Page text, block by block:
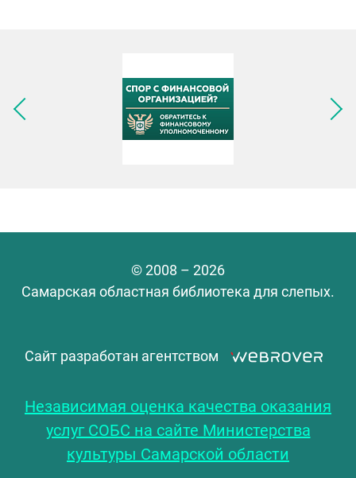
Следующее изображение
© 2008 – 2026
Самарская областная библиотека для слепых.
Сайт разработан агентством
Независимая оценка качества оказания
услуг СОБС на сайте Министерства
культуры Самарской области